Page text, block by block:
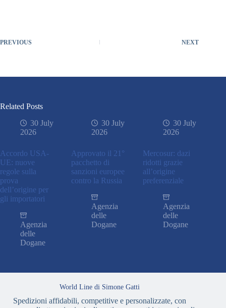
PREVIOUS NEXT
Related Posts
30 July
2026
Accordo USA-
UE: nuove
regole sulla
prova
dell’origine per
gli importatori
Agenzia
delle
Dogane
30 July
2026
Approvato il 21°
pacchetto di
sanzioni europee
contro la Russia
Agenzia
delle
Dogane
30 July
2026
Mercosur: dazi
ridotti grazie
all’origine
preferenziale
Agenzia
delle
Dogane
World Line di Simone Gatti
Spedizioni affidabili, competitive e personalizzate, con